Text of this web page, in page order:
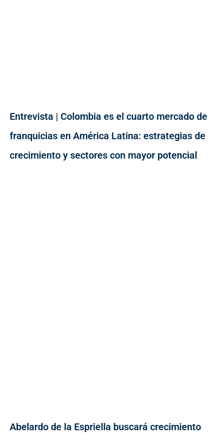
Entrevista | Colombia es el cuarto mercado de
franquicias en América Latina: estrategias de
crecimiento y sectores con mayor potencial
Abelardo de la Espriella buscará crecimiento